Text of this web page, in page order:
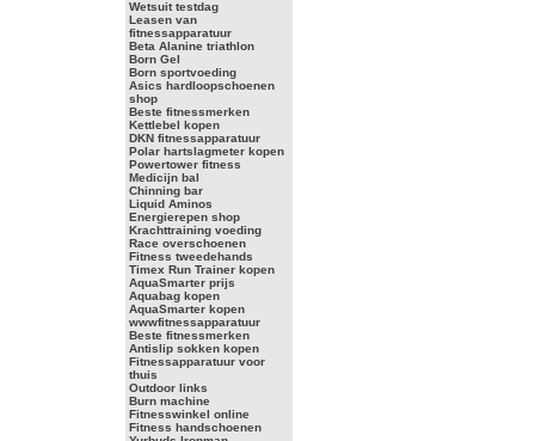
Wetsuit testdag
Leasen van
fitnessapparatuur
Beta Alanine triathlon
Born Gel
Born sportvoeding
Asics hardloopschoenen
shop
Beste fitnessmerken
Kettlebel kopen
DKN fitnessapparatuur
Polar hartslagmeter kopen
Powertower fitness
Medicijn bal
Chinning bar
Liquid Aminos
Energierepen shop
Krachttraining voeding
Race overschoenen
Fitness tweedehands
Timex Run Trainer kopen
AquaSmarter prijs
Aquabag kopen
AquaSmarter kopen
wwwfitnessapparatuur
Beste fitnessmerken
Antislip sokken kopen
Fitnessapparatuur voor
thuis
Outdoor links
Burn machine
Fitnesswinkel online
Fitness handschoenen